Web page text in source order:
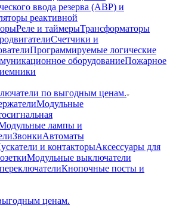
ввода резерва (АВР) и
реактивной
Реле и таймерыТрансформаторы
Счетчики и
Программируемые логические
оборудованиеПожарное
по выгодным ценам.
Модульные
лампы и
ЗвонкиАвтоматы
и контакторыАксессуары для
Модульные выключатели
Кнопочные посты и
ценам.